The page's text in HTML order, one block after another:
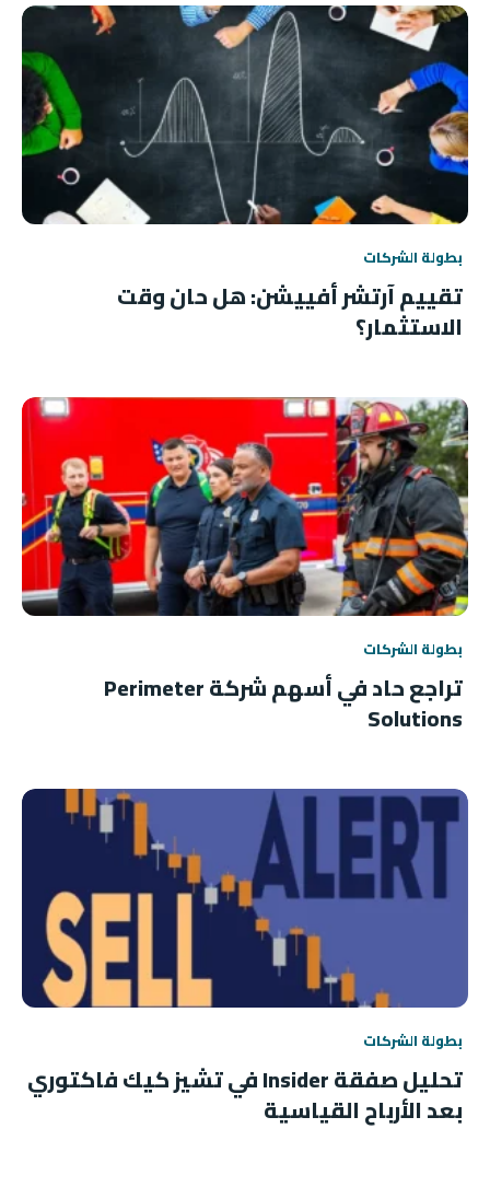
بطولة الشركات
تقييم آرتشر أفييشن: هل حان وقت
الاستثمار؟
بطولة الشركات
تراجع حاد في أسهم شركة Perimeter
Solutions
بطولة الشركات
تحليل صفقة Insider في تشيز كيك فاكتوري
بعد الأرباح القياسية